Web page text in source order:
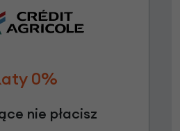
0%
nie płacisz